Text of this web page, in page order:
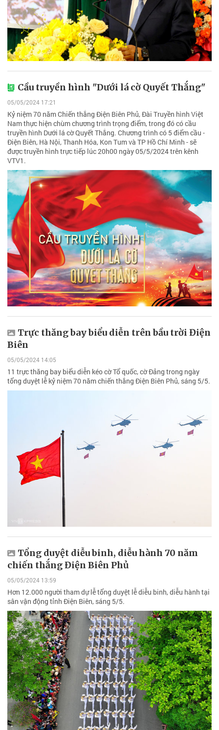
Cầu truyền hình "Dưới lá cờ Quyết Thắng"
05/05/2024 17:21
Kỷ niệm 70 năm Chiến thắng Điện Biên Phủ, Đài Truyền hình Việt
Nam thực hiện chùm chương trình trọng điểm, trong đó có cầu
truyền hình Dưới lá cờ Quyết Thắng. Chương trình có 5 điểm cầu -
Điện Biên, Hà Nội, Thanh Hóa, Kon Tum và TP Hồ Chí Minh - sẽ
được truyền hình trực tiếp lúc 20h00 ngày 05/5/2024 trên kênh
VTV1.
Trực thăng bay biểu diễn trên bầu trời Điện
Biên
05/05/2024 14:05
11 trực thăng bay biểu diễn kéo cờ Tổ quốc, cờ Đảng trong ngày
tổng duyệt lễ kỷ niệm 70 năm chiến thắng Điện Biên Phủ, sáng 5/5.
Tổng duyệt diễu binh, diễu hành 70 năm
chiến thắng Điện Biên Phủ
05/05/2024 13:59
Hơn 12.000 người tham dự lễ tổng duyệt lễ diễu binh, diễu hành tại
sân vận động tỉnh Điện Biên, sáng 5/5.